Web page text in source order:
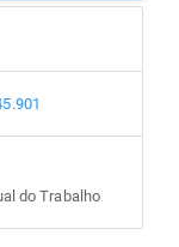
do Trabalho